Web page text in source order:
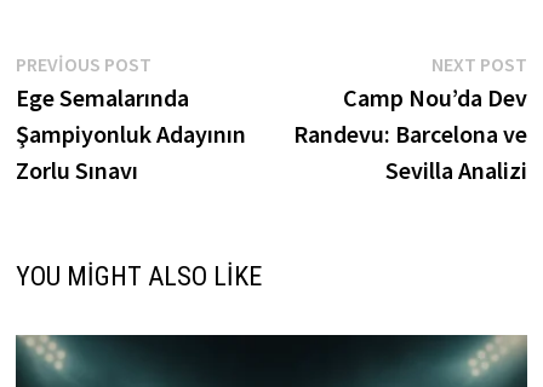
Yazı
gezinmesi
PREVIOUS POSTPrevious
post:
Ege Semalarında
Şampiyonluk Adayının
Zorlu Sınavı
NEXT POST
Camp Nou’da Dev
Randevu: Barcelona ve
Sevilla Analizi
YOU MIGHT ALSO LIKE